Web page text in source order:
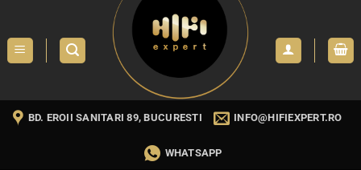
content
BD. EROII SANITARI 89, BUCURESTI INFO@HIFIEXPERT.RO
WHATSAPP